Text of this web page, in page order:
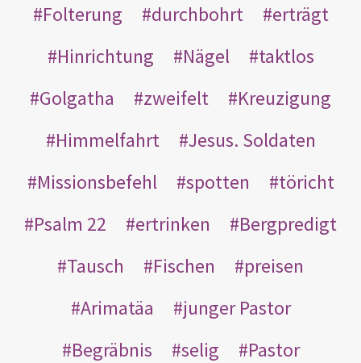
Folterung
durchbohrt
erträgt
Hinrichtung
Nägel
taktlos
Golgatha
zweifelt
Kreuzigung
Himmelfahrt
Jesus. Soldaten
Missionsbefehl
spotten
töricht
Psalm 22
ertrinken
Bergpredigt
Tausch
Fischen
preisen
Arimatäa
junger Pastor
Begräbnis
selig
Pastor